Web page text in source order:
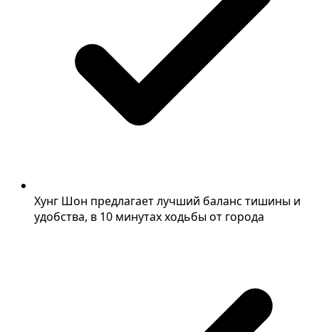
Хунг Шон предлагает лучший баланс тишины и
удобства, в 10 минутах ходьбы от города